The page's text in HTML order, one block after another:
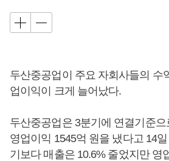
두산중공업이 주요 자회사들의 수
업이익이 크게 늘어났다.
두산중공업은 3분기에 연결기준으
영업이익 1545억 원을 냈다고 14
기보다 매출은 10.6% 줄었지만 영